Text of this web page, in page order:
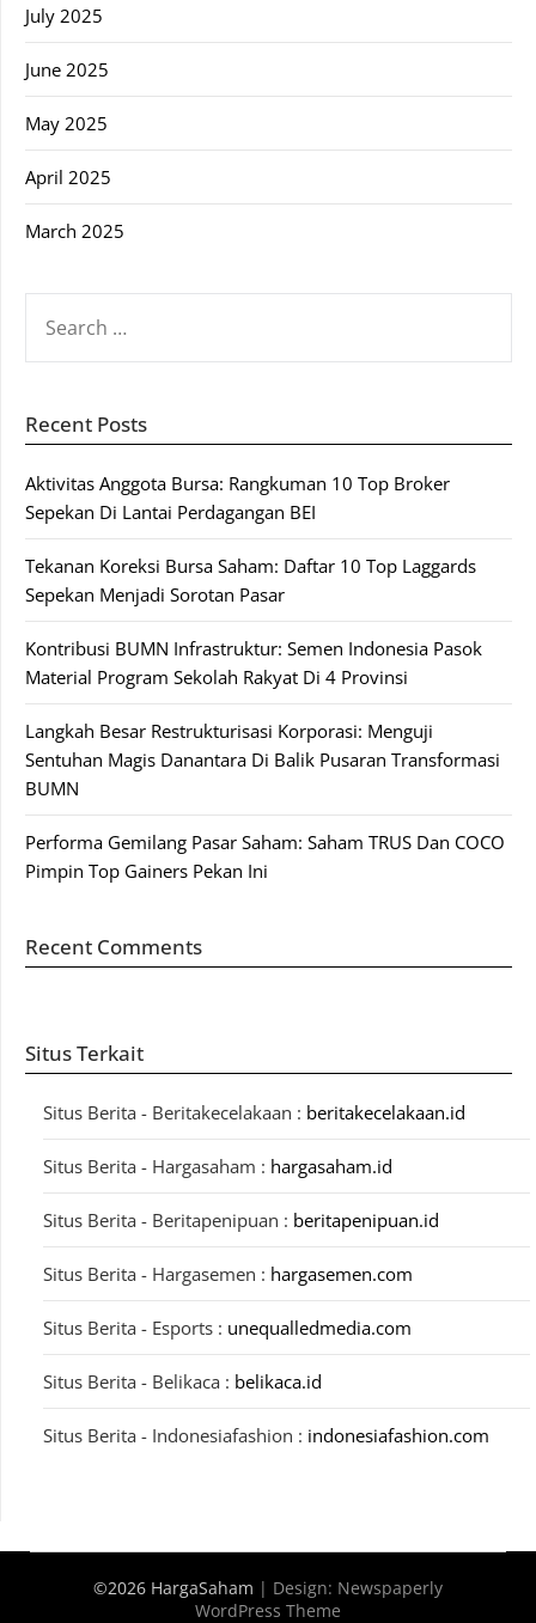
July 2025
June 2025
May 2025
April 2025
March 2025
FOR:
Recent Posts
Aktivitas Anggota Bursa: Rangkuman 10 Top Broker
Sepekan Di Lantai Perdagangan BEI
Tekanan Koreksi Bursa Saham: Daftar 10 Top Laggards
Sepekan Menjadi Sorotan Pasar
Kontribusi BUMN Infrastruktur: Semen Indonesia Pasok
Material Program Sekolah Rakyat Di 4 Provinsi
Langkah Besar Restrukturisasi Korporasi: Menguji
Sentuhan Magis Danantara Di Balik Pusaran Transformasi
BUMN
Performa Gemilang Pasar Saham: Saham TRUS Dan COCO
Pimpin Top Gainers Pekan Ini
Recent Comments
Situs Terkait
Situs Berita - Beritakecelakaan : beritakecelakaan.id
Situs Berita - Hargasaham : hargasaham.id
Situs Berita - Beritapenipuan : beritapenipuan.id
Situs Berita - Hargasemen : hargasemen.com
Situs Berita - Esports : unequalledmedia.com
Situs Berita - Belikaca : belikaca.id
Situs Berita - Indonesiafashion : indonesiafashion.com
©2026 HargaSaham | Design: Newspaperly
WordPress Theme